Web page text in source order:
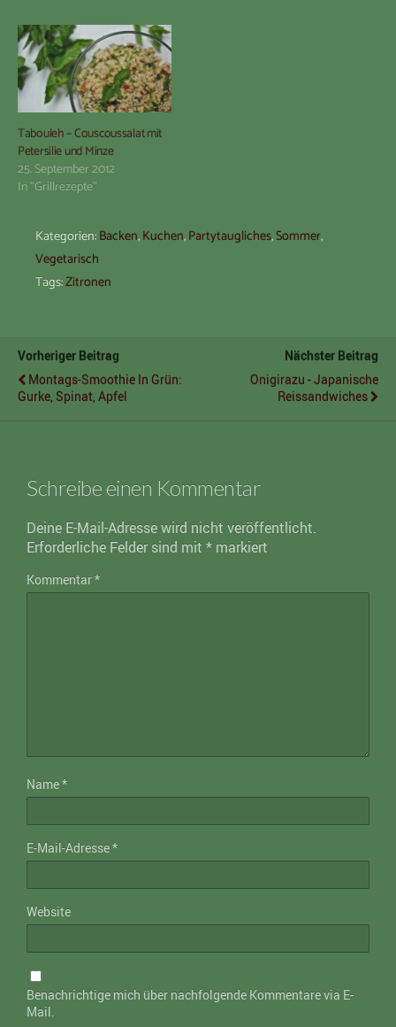
Tabouleh – Couscoussalat mit
Petersilie und Minze
25. September 2012
In "Grillrezepte"
Kategorien:Backen,Kuchen,Partytaugliches,Sommer,
Vegetarisch
Tags:Zitronen
Vorheriger Beitrag
Montags-Smoothie In Grün:
Gurke, Spinat, Apfel
Nächster Beitrag
Onigirazu - Japanische
Reissandwiches
Schreibe einen Kommentar
Deine E-Mail-Adresse wird nicht veröffentlicht.
Erforderliche Felder sind mit * markiert
Kommentar*
Name*
E-Mail-Adresse*
Website
Benachrichtige mich über nachfolgende Kommentare via E-
Mail.